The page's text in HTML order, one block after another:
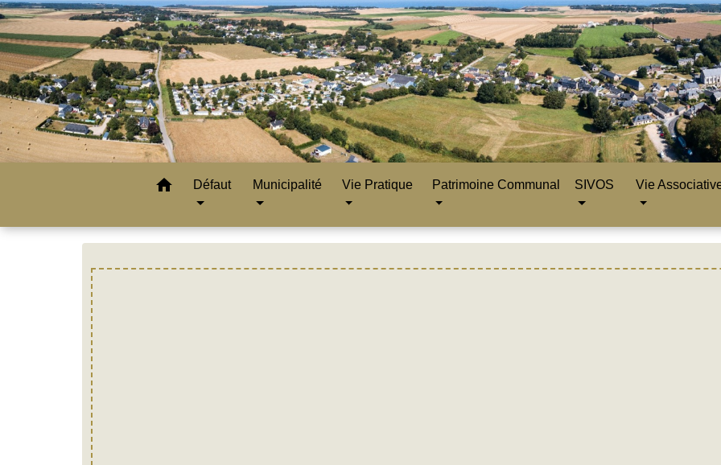
home Défaut Municipalité Vie Pratique Patrimoine Communal SIVOS Vie